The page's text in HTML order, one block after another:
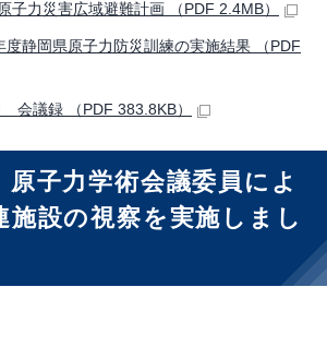
子力災害広域避難計画 （PDF 2.4MB）
度静岡県原子力防災訓練の実施結果 （PDF
会議録 （PDF 383.8KB）
原子力学術会議委員によ
施設の視察を実施しまし